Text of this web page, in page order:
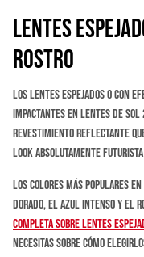
Lentes
Rostro
Los lentes espejados o con
impactantes en lentes de sol
revestimiento reflectante
look absolutamente
Los colores más populares
dorado, el azul intenso y el
completa sobre lentes
necesitas sobre cómo